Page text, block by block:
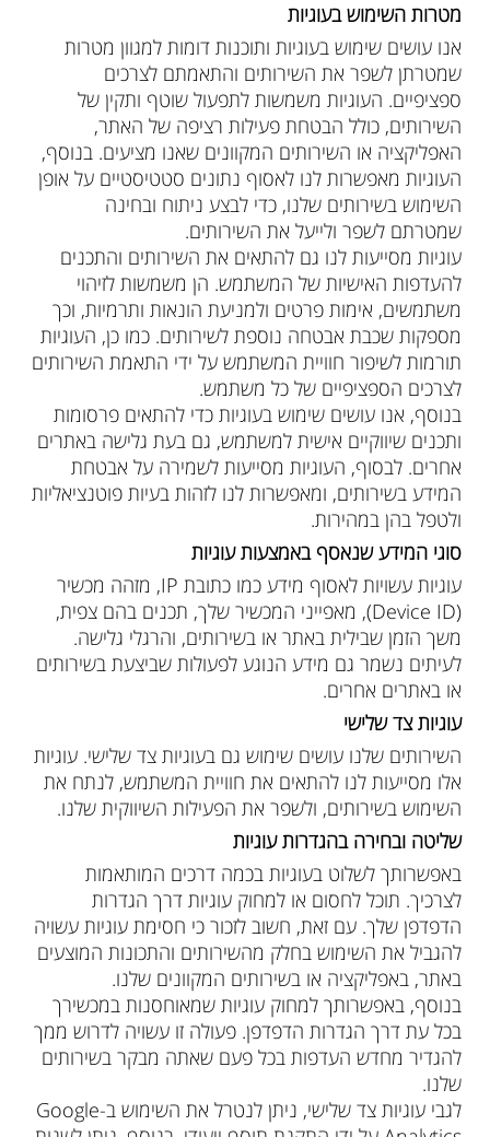
מטרות השימוש בעוגיות
אנו עושים שימוש בעוגיות ותוכנות דומות למגוון מטרות
שמטרתן לשפר את השירותים והתאמתם לצרכים
ספציפיים. העוגיות משמשות לתפעול שוטף ותקין של
השירותים, כולל הבטחת פעילות רציפה של האתר,
האפליקציה או השירותים המקוונים שאנו מציעים. בנוסף,
העוגיות מאפשרות לנו לאסוף נתונים סטטיסטיים על אופן
השימוש בשירותים שלנו, כדי לבצע ניתוח ובחינה
שמטרתם לשפר ולייעל את השירותים.
עוגיות מסייעות לנו גם להתאים את השירותים והתכנים
להעדפות האישיות של המשתמש. הן משמשות לזיהוי
משתמשים, אימות פרטים ולמניעת הונאות ותרמיות, וכך
מספקות שכבת אבטחה נוספת לשירותים. כמו כן, העוגיות
תורמות לשיפור חוויית המשתמש על ידי התאמת השירותים
לצרכים הספציפיים של כל משתמש.
בנוסף, אנו עושים שימוש בעוגיות כדי להתאים פרסומות
ותכנים שיווקיים אישית למשתמש, גם בעת גלישה באתרים
אחרים. לבסוף, העוגיות מסייעות לשמירה על אבטחת
המידע בשירותים, ומאפשרות לנו לזהות בעיות פוטנציאליות
ולטפל בהן במהירות.
סוגי המידע שנאסף באמצעות עוגיות
עוגיות עשויות לאסוף מידע כמו כתובת IP, מזהה מכשיר
(Device ID), מאפייני המכשיר שלך, תכנים בהם צפית,
משך הזמן שבילית באתר או בשירותים, והרגלי גלישה.
לעיתים נשמר גם מידע הנוגע לפעולות שביצעת בשירותים
או באתרים אחרים.
עוגיות צד שלישי
השירותים שלנו עושים שימוש גם בעוגיות צד שלישי. עוגיות
אלו מסייעות לנו להתאים את חוויית המשתמש, לנתח את
השימוש בשירותים, ולשפר את הפעילות השיווקית שלנו.
שליטה ובחירה בהגדרות עוגיות
באפשרותך לשלוט בעוגיות בכמה דרכים המותאמות
לצרכיך. תוכל לחסום או למחוק עוגיות דרך הגדרות
הדפדפן שלך. עם זאת, חשוב לזכור כי חסימת עוגיות עשויה
להגביל את השימוש בחלק מהשירותים והתכונות המוצעים
באתר, באפליקציה או בשירותים המקוונים שלנו.
בנוסף, באפשרותך למחוק עוגיות שמאוחסנות במכשירך
בכל עת דרך הגדרות הדפדפן. פעולה זו עשויה לדרוש ממך
להגדיר מחדש העדפות בכל פעם שאתה מבקר בשירותים
שלנו.
לגבי עוגיות צד שלישי, ניתן לנטרל את השימוש ב-Google